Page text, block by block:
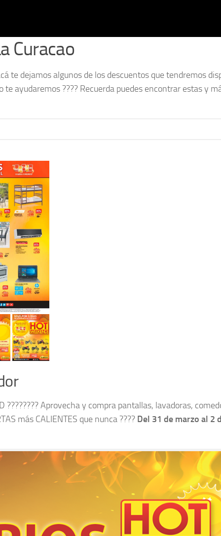
Curacao
te dejamos algunos de los descuentos que tendremos
te ayudaremos ???? Recuerda puedes encontrar estas y
Aprovecha y compra pantallas, lavadoras,
más CALIENTES que nunca ???? Del 31 de marzo al 2